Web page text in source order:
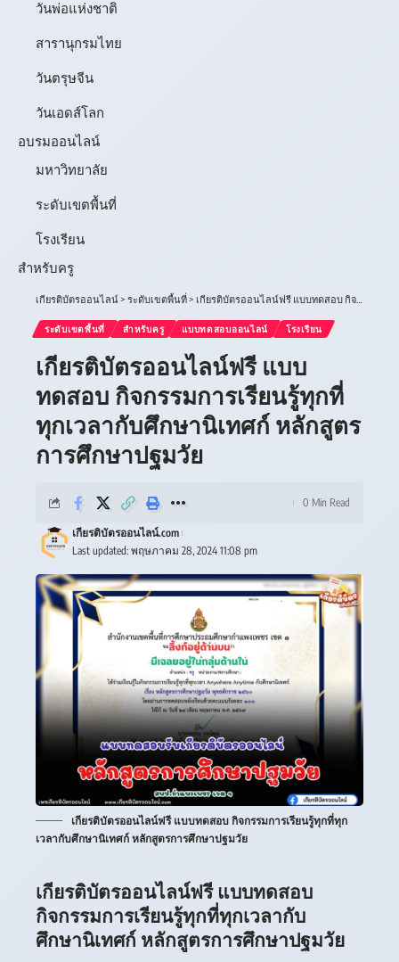
วันพ่อแห่งชาติ
สารานุกรมไทย
วันตรุษจีน
วันเอดส์โลก
อบรมออนไลน์
มหาวิทยาลัย
ระดับเขตพื้นที่
โรงเรียน
สำหรับครู
เกียรติบัตรออนไลน์> ระดับเขตพื้นที่> เกียรติบัตรออนไลน์ฟรี แบบทดสอบ กิจกรรมการเรียนรู้ทุกที่ทุกเวลากับศึกษานิเทศก์ หลักสูตรการศึกษาปฐมวัย
ระดับเขตพื้นที่ สำหรับครู แบบทดสอบออนไลน์ โรงเรียน
เกียรติบัตรออนไลน์ฟรี แบบ
ทดสอบ กิจกรรมการเรียนรู้ทุกที่
ทุกเวลากับศึกษานิเทศก์ หลักสูตร
การศึกษาปฐมวัย
Last updated: พฤษภาคม 28, 2024 11:08 pm
เกียรติบัตรออนไลน์.com
0 Min Read
เกียรติบัตรออนไลน์ฟรี แบบทดสอบ กิจกรรมการเรียนรู้ทุกที่ทุก
เวลากับศึกษานิเทศก์ หลักสูตรการศึกษาปฐมวัย
เกียรติบัตรออนไลน์ฟรี แบบทดสอบ
กิจกรรมการเรียนรู้ทุกที่ทุกเวลากับ
ศึกษานิเทศก์ หลักสูตรการศึกษาปฐมวัย